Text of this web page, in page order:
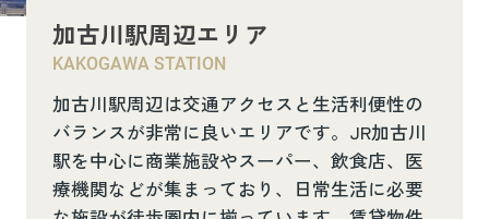
加古川駅周辺エリア
KAKOGAWA STATION
加古川駅周辺は交通アクセスと生活利便性の
バランスが非常に良いエリアです。JR加古川
駅を中心に商業施設やスーパー、飲食店、医
療機関などが集まっており、日常生活に必要